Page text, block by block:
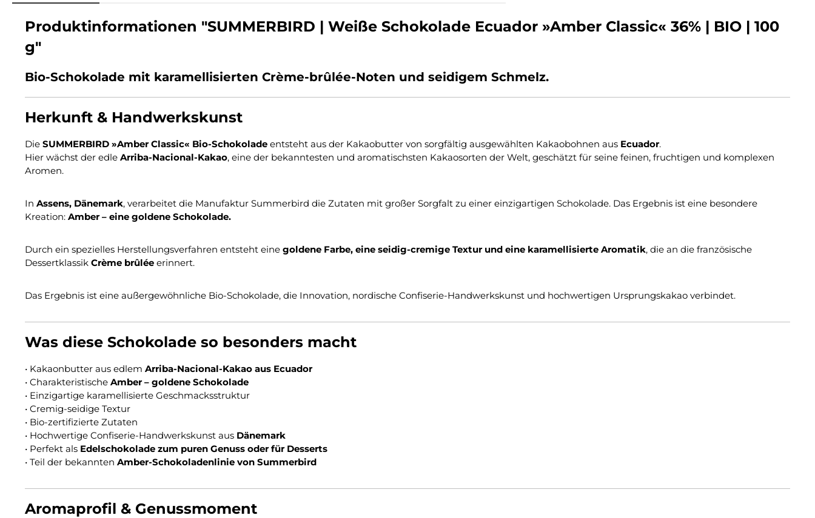
Produktinformationen "SUMMERBIRD | Weiße Schokolade Ecuador »Amber Classic« 36% | BIO | 100
g"
Bio-Schokolade mit karamellisierten Crème-brûlée-Noten und seidigem Schmelz.
Herkunft & Handwerkskunst
Die SUMMERBIRD »Amber Classic« Bio-Schokolade entsteht aus der Kakaobutter von sorgfältig ausgewählten Kakaobohnen aus Ecuador.
Hier wächst der edle Arriba-Nacional-Kakao, eine der bekanntesten und aromatischsten Kakaosorten der Welt, geschätzt für seine feinen, fruchtigen und komplexen
Aromen.
In Assens, Dänemark, verarbeitet die Manufaktur Summerbird die Zutaten mit großer Sorgfalt zu einer einzigartigen Schokolade. Das Ergebnis ist eine besondere
Kreation: Amber – eine goldene Schokolade.
Durch ein spezielles Herstellungsverfahren entsteht eine goldene Farbe, eine seidig-cremige Textur und eine karamellisierte Aromatik, die an die französische
Dessertklassik Crème brûlée erinnert.
Das Ergebnis ist eine außergewöhnliche Bio-Schokolade, die Innovation, nordische Confiserie-Handwerkskunst und hochwertigen Ursprungskakao verbindet.
Was diese Schokolade so besonders macht
• Kakaonbutter aus edlem Arriba-Nacional-Kakao aus Ecuador
• Charakteristische Amber – goldene Schokolade
• Einzigartige karamellisierte Geschmacksstruktur
• Cremig-seidige Textur
• Bio-zertifizierte Zutaten
• Hochwertige Confiserie-Handwerkskunst aus Dänemark
• Perfekt als Edelschokolade zum puren Genuss oder für Desserts
• Teil der bekannten Amber-Schokoladenlinie von Summerbird
Aromaprofil & Genussmoment